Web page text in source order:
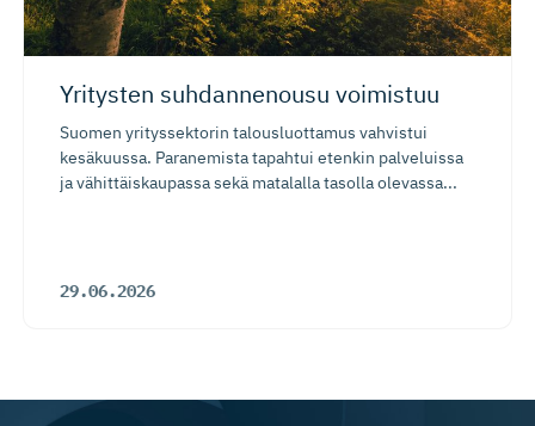
Yritysten suhdannenousu voimistuu
Suomen yrityssektorin talousluottamus vahvistui
kesäkuussa. Paranemista tapahtui etenkin palveluissa
ja vähittäiskaupassa sekä matalalla tasolla olevassa...
29.06.2026